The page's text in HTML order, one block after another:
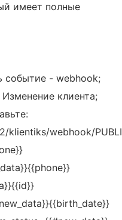
имеет полные
событие - webhook;
клиента;
webhook/